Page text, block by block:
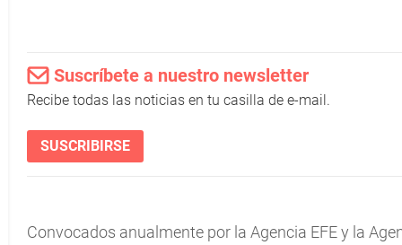
Suscríbete a nuestro newsletter
Recibe todas las noticias en tu casilla de e-mail.
SUSCRIBIRSE
Convocados anualmente por la Agencia EFE y la